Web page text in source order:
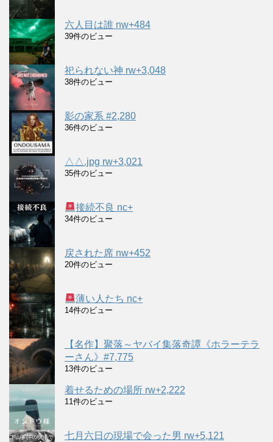
六人目は誰 nw+484
39件のビュー
祀られない神 rw+3,048
38件のビュー
影の家系 #2,280
36件のビュー
△△.jpg rw+3,021
35件のビュー
接続不良 nc+
34件のビュー
戻された席 nw+452
20件のビュー
薄い人たち nc+
14件のビュー
【名作】聚落～ヤバイ集落奇譚《ホラーテラ
ーさん》#7,775
13件のビュー
着せるための場所 rw+2,222
11件のビュー
七月六日の現場で会った男 rw+5,121